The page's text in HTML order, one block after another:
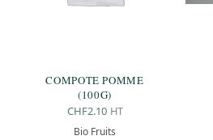
COMPOTE POMME
(100G)
CHF2.10 HT
Bio Fruits